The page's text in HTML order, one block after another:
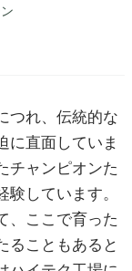
つれ、伝統的な
に直面していま
チャンピオンた
しています。
、ここで育った
ることもあると